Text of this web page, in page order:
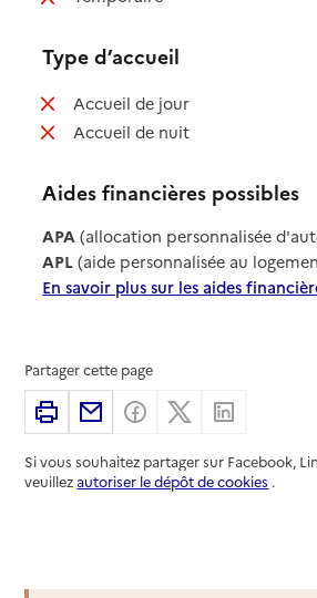
Type d’accueil
Accueil de jour: non disponible
Accueil de nuit: non disponible
Aides financières possibles
APA (allocation personnalisée
APL (aide personnalisée au
En savoir plus sur les aides
Partager cette page
ImprimerPartager par email
Partager sur Facebook
Partager sur X
Si vous souhaitez partager sur Facebook,
veuillezautoriser le dépôt de cookies .